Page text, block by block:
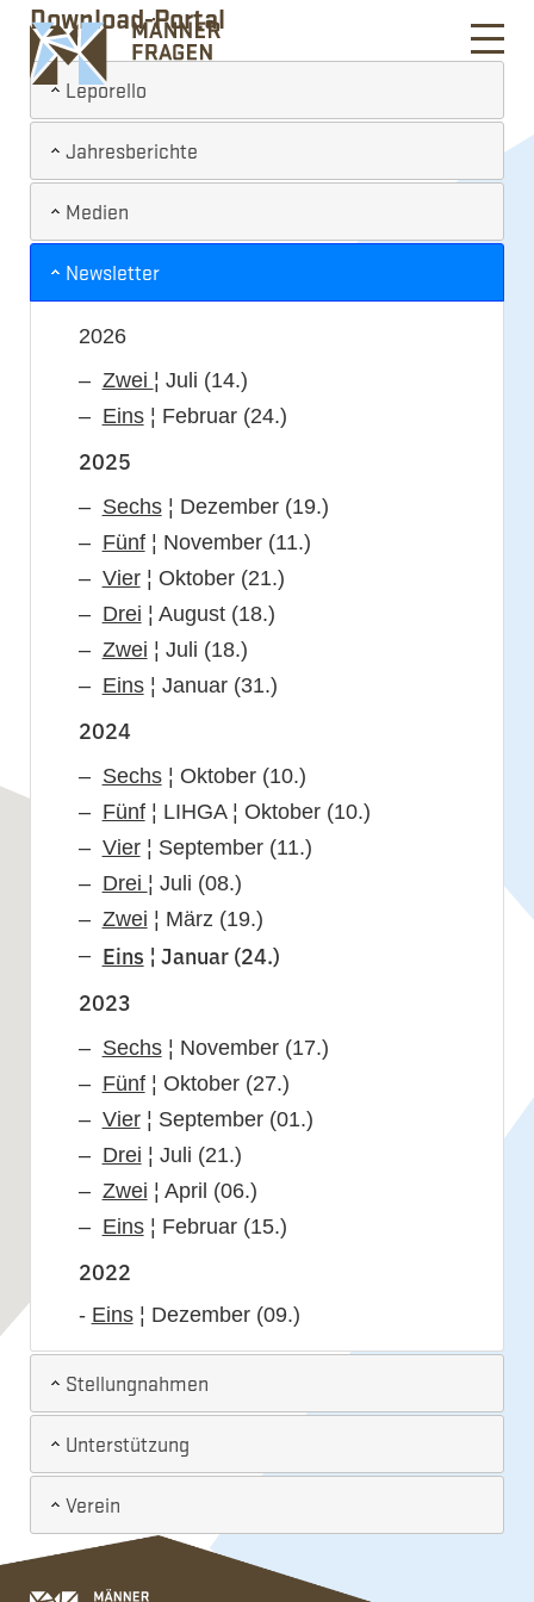
Download-Portal
Leporello
Jahresberichte
Medien
Newsletter
2026
Zwei ¦ Juli (14.)
Eins¦ Februar (24.)
2025
Sechs¦ Dezember (19.)
Fünf¦ November (11.)
Vier¦ Oktober (21.)
Drei ¦ August (18.)
Zwei ¦ Juli (18.)
Eins¦ Januar (31.)
2024
Sechs¦ Oktober (10.)
Fünf¦ LIHGA ¦ Oktober (10.)
Vier¦ September (11.)
Drei ¦ Juli (08.)
Zwei ¦ März (19.)
Eins ¦ Januar (24.)
2023
Sechs¦ November (17.)
Fünf¦ Oktober (27.)
Vier¦ September (01.)
Drei ¦ Juli (21.)
Zwei ¦ April (06.)
Eins¦ Februar (15.)
2022
- Eins¦ Dezember (09.)
Stellungnahmen
Unterstützung
Verein